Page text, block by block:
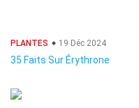
PLANTES 19 Déc 2024
35 Faits Sur Érythrone